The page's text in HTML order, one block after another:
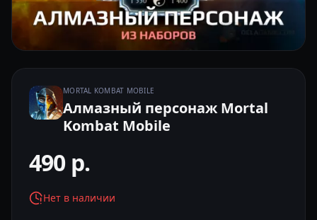
MORTAL KOMBAT MOBILE
Алмазный персонаж Mortal
Kombat Mobile
490 р.
Нет в наличии